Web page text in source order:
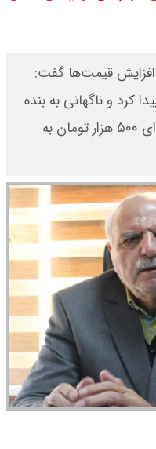
قیمت نفت امروز جمعه ۱۶ مرداد ۱۴۰۵
شد + جدول
افزایش قیمت‌ها گفت:
کرد و ناگهانی به بنده
گفتند که در واحدهای صنفی، شانه‌ای ۵۰۰ هزار تومان به